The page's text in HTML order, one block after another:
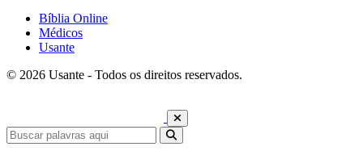
Bíblia Online
Médicos
Usante
© 2026 Usante - Todos os direitos reservados.